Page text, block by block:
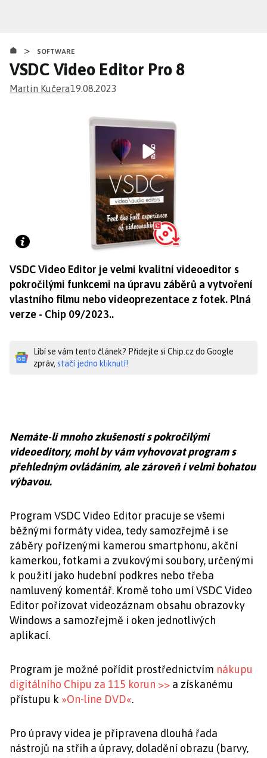
obsahu
> SOFTWARE
VSDC Video Editor Pro 8
Martin Kučera19.08.2023
VSDC Video Editor je velmi kvalitní videoeditor s
pokročilými funkcemi na úpravu záběrů a vytvoření
vlastního filmu nebo videoprezentace z fotek. Plná
verze - Chip 09/2023..
Líbí se vám tento článek? Přidejte si Chip.cz do Google
zpráv, stačí jedno kliknutí!
Nemáte-li mnoho zkušeností s pokročilými
videoeditory, mohl by vám vyhovovat program s
přehledným ovládáním, ale zároveň i velmi bohatou
výbavou.
Program VSDC Video Editor pracuje se všemi
běžnými formáty videa, tedy samozřejmě i se
záběry pořízenými kamerou smartphonu, akční
kamerkou, fotkami a zvukovými soubory, určenými
k použití jako hudební podkres nebo třeba
namluvený komentář. Kromě toho umí VSDC Video
Editor pořizovat videozáznam obsahu obrazovky
Windows a samozřejmě i oken jednotlivých
aplikací.
Program je možné pořídit prostřednictvím nákupu
digitálního Chipu za 115 korun >> a získanému
přístupu k »On-line DVD«.
Pro úpravy videa je připravena dlouhá řada
nástrojů na střih a úpravy, doladění obrazu (barvy,